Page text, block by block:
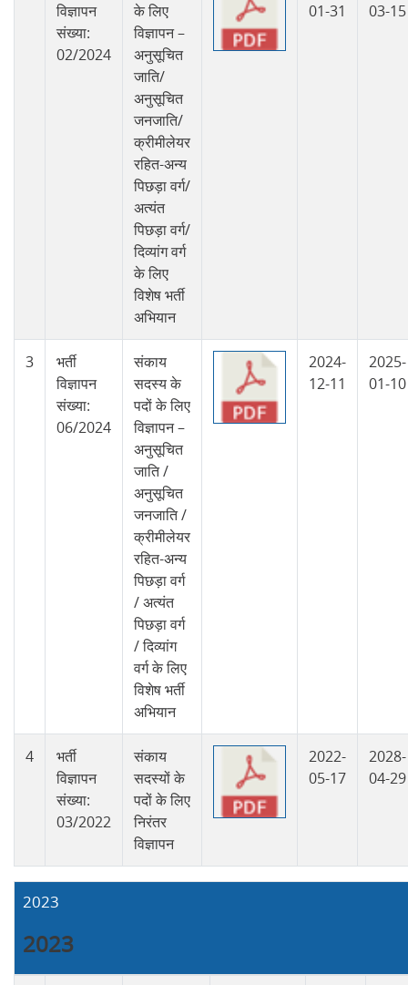
विज्ञापन
संख्या:
02/2024
के लिए
विज्ञापन –
अनुसूचित
जाति/
अनुसूचित
जनजाति/
क्रीमीलेयर
रहित-अन्य
पिछड़ा वर्ग/
अत्यंत
पिछड़ा वर्ग/
दिव्यांग वर्ग
के लिए
विशेष भर्ती
अभियान
01-31
03-15
3
भर्ती
विज्ञापन
संख्या:
06/2024
संकाय
सदस्य के
पदों के लिए
विज्ञापन –
अनुसूचित
जाति /
अनुसूचित
जनजाति /
क्रीमीलेयर
रहित-अन्य
पिछड़ा वर्ग
/ अत्यंत
पिछड़ा वर्ग
/ दिव्यांग
वर्ग के लिए
विशेष भर्ती
अभियान
2024-
12-11
2025-
01-10
4
भर्ती
विज्ञापन
संख्या:
03/2022
संकाय
सदस्यों के
पदों के लिए
निरंतर
विज्ञापन
2022-
05-17
2028-
04-29
2023
2023